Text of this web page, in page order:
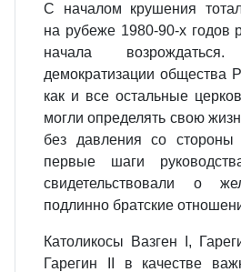
С началом крушения
на рубеже 1980-90-х годов
начала
демократизации
как и все остальные
могли определять свою
без давления со стороны
первые шаги
свидетельствовали о
подлинно братские
Католикосы Вазген I,
Гарегин II в качестве